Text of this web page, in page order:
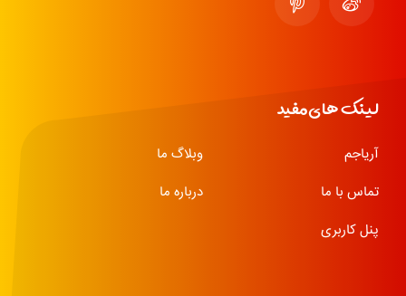
لینک های مفید
آریاجم
وبلاگ ما
تماس با ما
درباره ما
پنل کاربری